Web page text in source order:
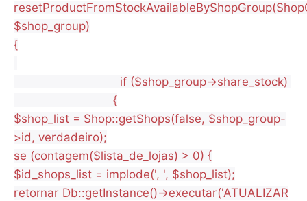
$shop_group)
{
if ($shop_group->share_stock)
{
$shop_list = Shop::getShops(false, $shop_group-
>id, verdadeiro);
se (contagem($lista_de_lojas) > 0) {
$id_shops_list = implode(', ', $shop_list);
retornar Db::getInstance()->executar('ATUALIZAR